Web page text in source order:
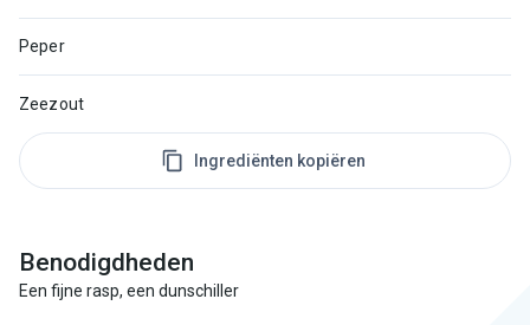
Peper
Zeezout
Ingrediënten kopiëren
Benodigdheden
Een fijne rasp, een dunschiller